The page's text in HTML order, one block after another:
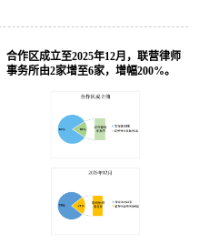
合作区成立至2025年12月，联营律师
事务所由2家增至6家，增幅200%。